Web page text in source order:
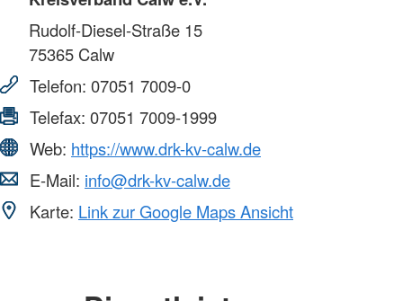
Rudolf-Diesel-Straße 15
75365 Calw
Telefon: 07051 7009-0
Telefax: 07051 7009-1999
Web: https://www.drk-kv-calw.de
E-Mail: info@drk-kv-calw.de
Karte: Link zur Google Maps Ansicht